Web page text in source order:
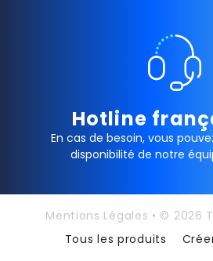
Hotline
En cas de besoin, vous
disponibilité de notre
Mentions Légales • © 2026
Tous les produits